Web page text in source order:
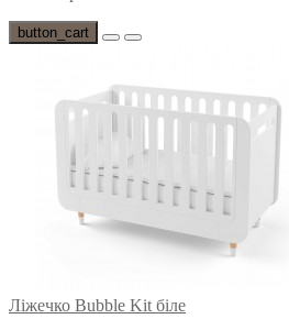
button_cart
Ліжечко Bubble Kit біле